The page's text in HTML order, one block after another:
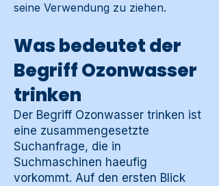
seine Verwendung zu ziehen.
Was bedeutet der
Begriff Ozonwasser
trinken
Der Begriff Ozonwasser trinken ist
eine zusammengesetzte
Suchanfrage, die in
Suchmaschinen haeufig
vorkommt. Auf den ersten Blick